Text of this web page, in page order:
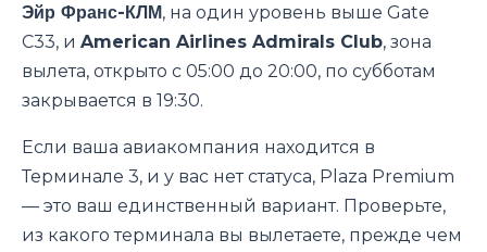
Эйр Франс-КЛМ, на один уровень выше Gate
C33, и American Airlines Admirals Club, зона
вылета, открыто с 05:00 до 20:00, по субботам
закрывается в 19:30.
Если ваша авиакомпания находится в
Терминале 3, и у вас нет статуса, Plaza Premium
— это ваш единственный вариант. Проверьте,
из какого терминала вы вылетаете, прежде чем